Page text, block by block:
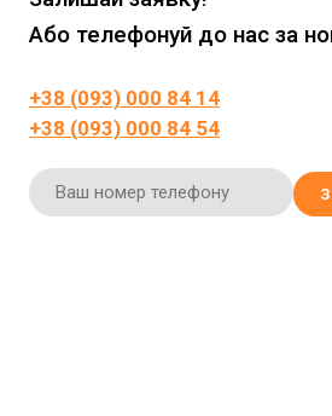
Або телефонуй до нас за
+38 (093) 000 84 14
+38 (093) 000 84 54